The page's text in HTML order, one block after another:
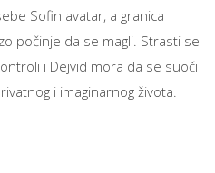
Sofin avatar, a granica
počinje da se magli. Strasti se
i Dejvid mora da se suoči
i imaginarnog života.